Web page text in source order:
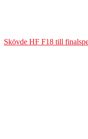
Skövde HF F18 till